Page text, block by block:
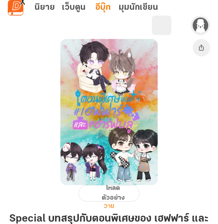
ข้ามไปยังเนื้อหาหลัก
นิยาย เว็บตูน อีบุ๊ก มุมนักเขียน
Special
สรุป
โหลด
ตัวอย่าง
วาย
Special บทสรุปกับตอนพิเศษของ เฮฟฟาร์ และ